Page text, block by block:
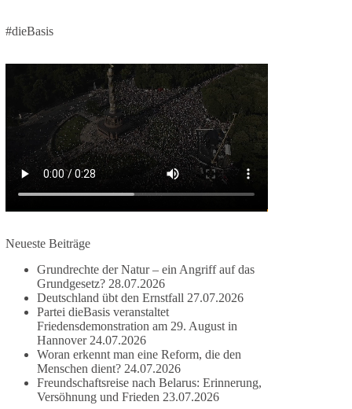
Revanchismus!“
👉 Hier geht es zum vollständigen Video:
https://www.youtube.com/live/a9hOswSNg4I?
si=2b_C6GgNY9EB-rXw
🟩🟩🟦🟦🟥🟥🟧🟧
❤️ Wir freuen uns über deine Unterstützung:
https://diebasis.de/spenden/
#dieBasis #frieden #russandistnichtunserFeind
377 168 37 Auf Facebook ansehen
DieBasis
2 Tage(n) zuvor
Wusstest du, dass ein guter Antrag nicht besser
oder schlechter wird, nur weil er von einer
bestimmten Partei kommt?
#dieBasis
Neueste Beiträge
Grundrechte der Natur – ein Angriff auf das
Grundgesetz? 28.07.2026
Deutschland übt den Ernstfall 27.07.2026
Partei dieBasis veranstaltet
Friedensdemonstration am 29. August in
Hannover 24.07.2026
Woran erkennt man eine Reform, die den
Menschen dient? 24.07.2026
Freundschaftsreise nach Belarus: Erinnerung,
Versöhnung und Frieden 23.07.2026